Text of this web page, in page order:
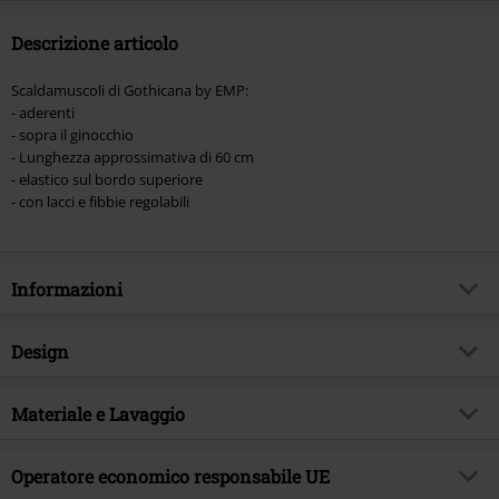
Descrizione articolo
Scaldamuscoli di Gothicana by EMP:
- aderenti
- sopra il ginocchio
- Lunghezza approssimativa di 60 cm
- elastico sul bordo superiore
- con lacci e fibbie regolabili
Informazioni
Codice articolo
Esclusiva EMP
Si
Design
Tipologia prodotto
Colore
nero
Materiale e Lavaggio
Materiale esterno
95% cotone, 5% spandex
Operatore economico responsabile UE